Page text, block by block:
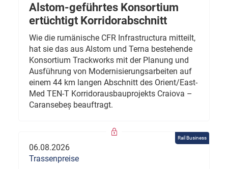
Alstom-geführtes Konsortium
ertüchtigt Korridorabschnitt
Wie die rumänische CFR Infrastructura mitteilt,
hat sie das aus Alstom und Terna bestehende
Konsortium Trackworks mit der Planung und
Ausführung von Modernisierungsarbeiten auf
einem 44 km langen Abschnitt des Orient/East-
Med TEN-T Korridorausbauprojekts Craiova –
Caransebeș beauftragt.
Rail Business
06.08.2026
Trassenpreise